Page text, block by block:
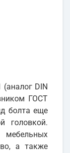
DIN
ГОСТ
болта еще
головкой.
мебельных
а также